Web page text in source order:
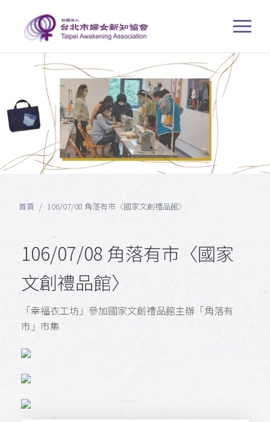
首頁 106/07/08 角落有市〈國家文創禮品館〉
106/07/08 角落有市〈國家
文創禮品館〉
「幸福衣工坊」參加國家文創禮品館主辦「角落有
市」市集